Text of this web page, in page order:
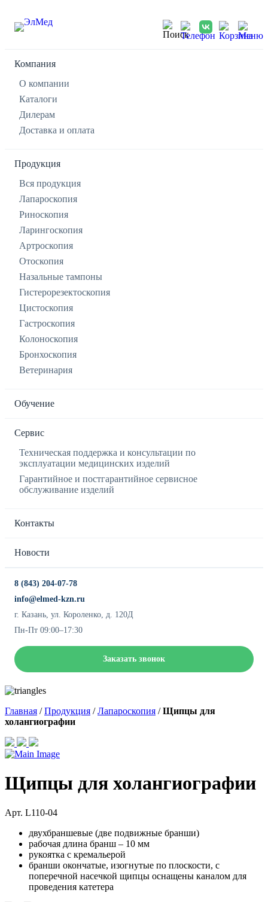
Компания
О компании
Каталоги
Дилерам
Доставка и оплата
Продукция
Вся продукция
Лапароскопия
Риноскопия
Ларингоскопия
Артроскопия
Отоскопия
Назальные тампоны
Гистерорезектоскопия
Цистоскопия
Гастроскопия
Колоноскопия
Бронхоскопия
Ветеринария
Обучение
Сервис
Техническая поддержка и консультации по
эксплуатации медицинских изделий
Гарантийное и постгарантийное сервисное
обслуживание изделий
Контакты
Новости
8 (843) 204-07-78
info@elmed-kzn.ru
г. Казань, ул. Короленко, д. 120Д
Пн-Пт 09:00–17:30
Заказать звонок
Главная /Продукция /Лапароскопия /Щипцы для
холангиографии
Щипцы для холангиографии
Арт. L110-04
двухбраншевые (две подвижные бранши)
рабочая длина бранш – 10 мм
рукоятка с кремальерой
бранши окончатые, изогнутые по плоскости, с
поперечной насечкой щипцы оснащены каналом для
проведения катетера